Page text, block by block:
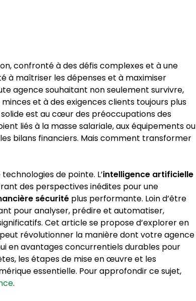
confronté à des défis complexes et à une
à maîtriser les dépenses et à maximiser
agence souhaitant non seulement survivre,
et à des exigences clients toujours plus
solide est au cœur des préoccupations des
liés à la masse salariale, aux équipements ou
bilans financiers. Mais comment transformer
de pointe. L’intelligence artificielle
des perspectives inédites pour une
sécurité plus performante. Loin d’être
pour analyser, prédire et automatiser,
Cet article se propose d’explorer en
révolutionner la manière dont votre agence
en avantages concurrentiels durables pour
les étapes de mise en œuvre et les
essentielle. Pour approfondir ce sujet,
.